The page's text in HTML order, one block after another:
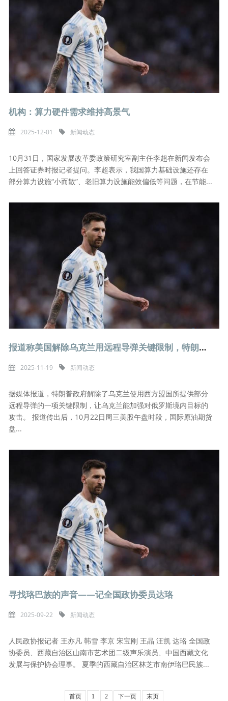
机构：算力硬件需求维持高景气
2025-12-01 新闻动态
10月31日，国家发展改革委政策研究室副主任李超在新闻发布会
上回答证券时报记者提问。李超表示，我国算力基础设施还存在
部分算力设施“小而散”、老旧算力设施能效偏低等问题，在节能...
报道称美国解除乌克兰用远程导弹关键限制，特朗普否认
2025-11-19 新闻动态
据媒体报道，特朗普政府解除了乌克兰使用西方盟国所提供部分
远程导弹的一项关键限制，让乌克兰能加强对俄罗斯境内目标的
攻击。 报道传出后，10月22日周三美股午盘时段，国际原油期货
盘...
寻找珞巴族的声音——记全国政协委员达珞
2025-09-22 新闻动态
人民政协报记者 王亦凡 韩雪 李京 宋宝刚 王晶 汪凯 达珞 全国政
协委员、西藏自治区山南市艺术团二级声乐演员、中国西藏文化
发展与保护协会理事。 夏季的西藏自治区林芝市南伊珞巴民族...
首页 1 2 下一页 末页